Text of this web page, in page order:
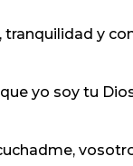
tranquilidad y
yo soy tu